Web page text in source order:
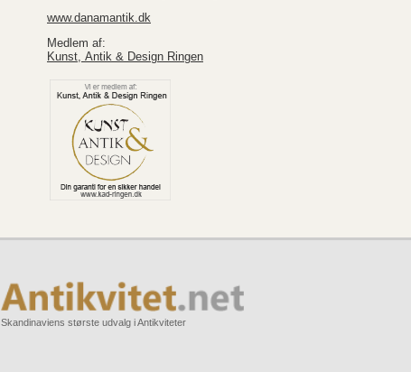
www.danamantik.dk
Medlem af:
Kunst, Antik & Design Ringen
Skandinaviens største udvalg i Antikviteter